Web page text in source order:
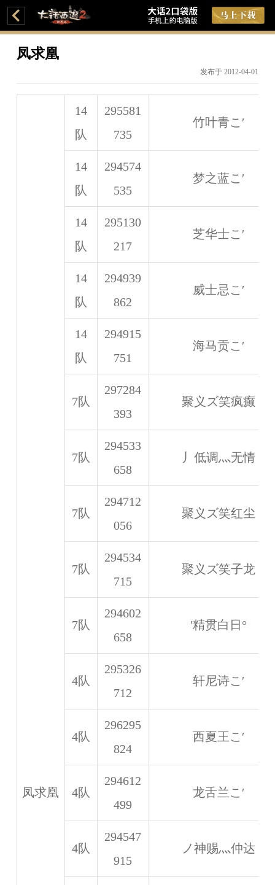
凤求凰
发布于 2012-04-01
凤求凰
14
队
295581
735
竹叶青こ′
14
队
294574
535
梦之蓝こ′
14
队
295130
217
芝华士こ′
14
队
294939
862
威士忌こ′
14
队
294915
751
海马贡こ′
7队
297284
393
聚义ズ笑疯癫
7队
294533
658
丿低调灬无情
7队
294712
056
聚义ズ笑红尘
7队
294534
715
聚义ズ笑子龙
7队
294602
658
′精贯白日°
4队
295326
712
轩尼诗こ′
4队
296295
824
西夏王こ′
4队
294612
499
龙舌兰こ′
4队
294547
915
ノ神赐灬仲达